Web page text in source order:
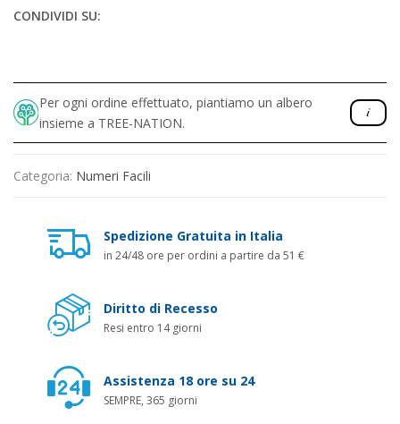
CONDIVIDI SU:
Per ogni ordine effettuato, piantiamo un albero
insieme a TREE-NATION.
Categoria: Numeri Facili
Spedizione Gratuita in Italia
in 24/48 ore per ordini a partire da 51 €
Diritto di Recesso
Resi entro 14 giorni
Assistenza 18 ore su 24
SEMPRE, 365 giorni